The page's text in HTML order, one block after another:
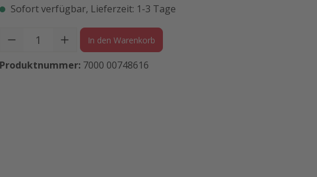
Sofort verfügbar, Lieferzeit: 1-3 Tage
Produkt Anzahl: Gib den gewünschten Wert ein oder benutze die
In den Warenkorb
Produktnummer: 7000 00748616